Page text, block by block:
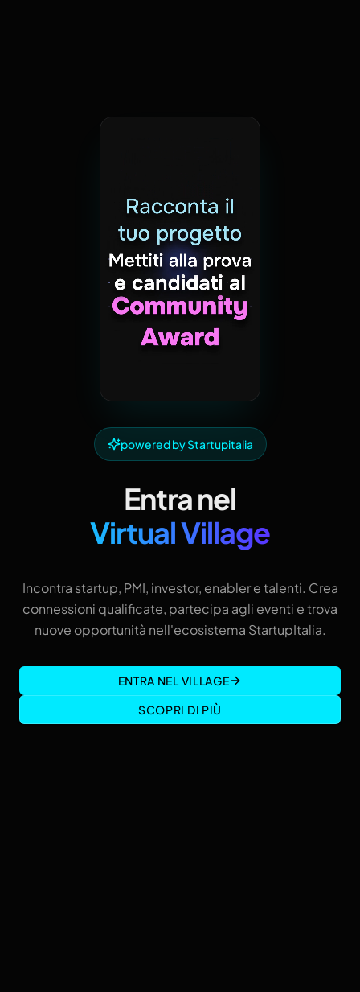
powered by Startupitalia
Entra nel
Virtual Village
Incontra startup, PMI, investor, enabler e talenti. Crea
connessioni qualificate, partecipa agli eventi e trova
nuove opportunità nell'ecosistema StartupItalia.
ENTRA NEL VILLAGE
SCOPRI DI PIÙ